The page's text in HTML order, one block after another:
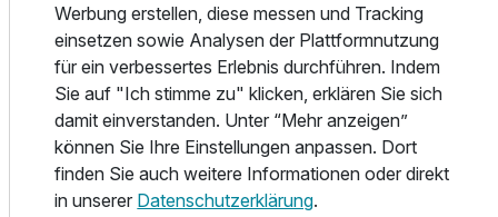
Der Ort Neu Mukran, das Tor nach Skandinavien und zum
Baltikum, liegt auf der Halbinsel Jasmund zwischen
Sassnitz und dem Ostseebad Binz. Vom kleinen
Küstendorf hat es sich zu einem bekannten Hafenstandort
für Fährlinien und Kreuzfahrtschiffe entwickelt.
In unmittlebarer Nähe ist das Ostseebad Binz, das größte
Seebad der Insel Rügen, und liegt in weitläufigen
Werbung erstellen, diese messen und Tracking
einsetzen sowie Analysen der Plattformnutzung
für ein verbessertes Erlebnis durchführen. Indem
Sie auf "Ich stimme zu" klicken, erklären Sie sich
damit einverstanden. Unter “Mehr anzeigen”
können Sie Ihre Einstellungen anpassen. Dort
finden Sie auch weitere Informationen oder direkt
in unserer Datenschutzerklärung.